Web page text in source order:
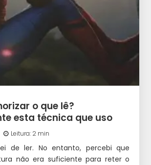
o que lê?
esta técnica que uso
Leitura: 2 min
de ler. No entanto, percebi que
não era suficiente para reter o